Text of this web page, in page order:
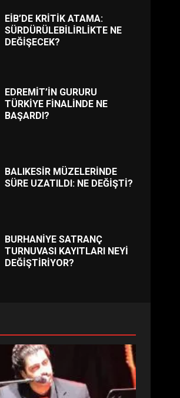
EİB’DE KRİTİK ATAMA:
SÜRDÜRÜLEBİLİRLİKTE NE
DEĞİŞECEK?
EDREMİT’İN GURURU
TÜRKİYE FİNALİNDE NE
BAŞARDI?
BALIKESİR MÜZELERİNDE
SÜRE UZATILDI: NE DEĞİŞTİ?
BURHANİYE SATRANÇ
TURNUVASI KAYITLARI NEYİ
DEĞİŞTİRİYOR?
YÖNETİM NASIL ŞEKİLLENDİ?
AYVALIK SU MİRASI İÇİN